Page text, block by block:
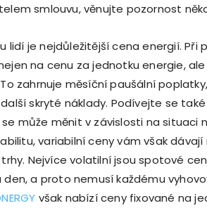
smlouvu, věnujte pozornost
lidí je nejdůležitější cena energií. Při
na cenu za jednotku energie,
zahrnuje měsíční paušální
skryté náklady. Podívejte se
může měnit v závislosti na situaci
variabilní ceny vám však
trhy. Nejvíce volatilní jsou spotové
den, a proto nemusí každému
však nabízí ceny fixované na